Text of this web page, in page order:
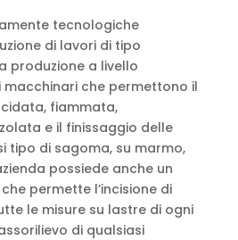
tecnologiche
di lavori di tipo
produzione a livello
che permettono il
fiammata,
e il finissaggio delle
tipo di sagoma, su marmo,
possiede anche un
permette l’incisione di
le misure su lastre di ogni
di qualsiasi